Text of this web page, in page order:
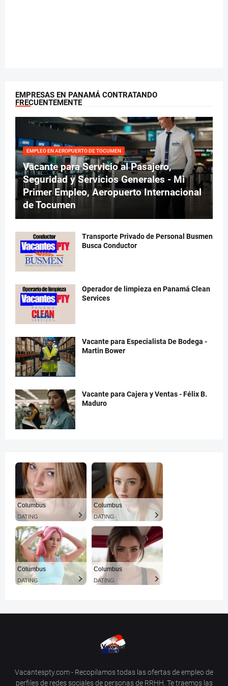
EMPRESAS EN PANAMÁ CONTRATANDO
FRECUENTEMENTE
EMPLEO EN AEROPUERTO DE TOCUMEN
Vacante para Servicio al Pasajero,
Seguridad y Servicios Generales - Mi
Primer Empleo, Aeropuerto Internacional
de Tocumen
Transporte Privado de Personal Busmen
Busca Conductor
Operador de limpieza en Panamá Clean
Services
Vacante para Especialista De Bodega -
Martin Bower
Vacante para Cajera y Ventas - Félix B.
Maduro
Columbus
DATING
Columbus
DATING
Columbus
DATING
Columbus
DATING
Vacantespty.com - Recopilamos todas las ofertas de empleo de
perfiles de redes sociales de personas de RRHH. Te traemos las